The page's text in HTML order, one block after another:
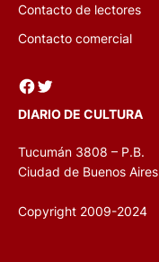
Contacto de lectores
Contacto comercial
Facebook Twitter
DIARIO DE CULTURA
Tucumán 3808 – P.B.
Ciudad de Buenos Aires
Copyright 2009-2024